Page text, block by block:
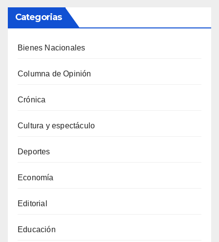
Categorias
Bienes Nacionales
Columna de Opinión
Crónica
Cultura y espectáculo
Deportes
Economía
Editorial
Educación